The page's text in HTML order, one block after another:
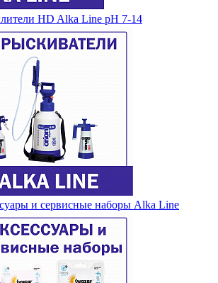
HD Alka Line pH 7-14
и сервисные наборы Alka Line